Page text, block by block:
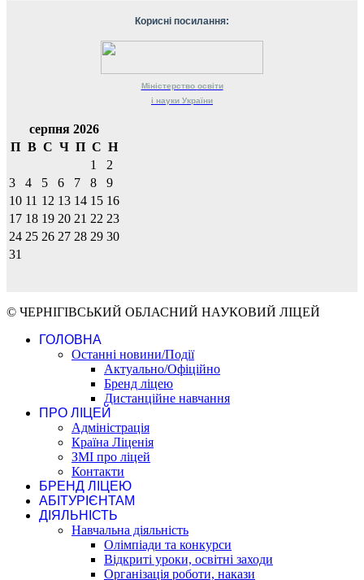
Корисні посилання:
Міністерство освіти
і науки України
серпня 2026
П В С Ч П С Н
1
2
3
4 5 6 7 8
9
10 11 12 13 14 15 16
17 18 19 20 21 22 23
24 25 26 27 28 29 30
31
© ЧЕРНІГІВСЬКИЙ ОБЛАСНИЙ НАУКОВИЙ ЛІЦЕЙ
ГОЛОВНА
Останні новини/Події
Актуально/Офіційно
Бренд ліцею
Дистанційне навчання
ПРО ЛІЦЕЙ
Адміністрація
Країна Ліценія
ЗМІ про ліцей
Контакти
БРЕНД ЛІЦЕЮ
АБІТУРІЄНТАМ
ДІЯЛЬНІСТЬ
Навчальна діяльність
Олімпіади та конкурси
Відкриті уроки, освітні заходи
Організація роботи, накази